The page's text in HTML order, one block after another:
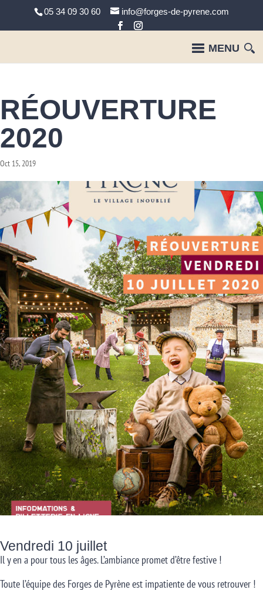
05 34 09 30 60 info@forges-de-pyrene.com
RÉOUVERTURE
2020
Oct 15, 2019
Vendredi 10 juillet
Il y en a pour tous les âges. L’ambiance promet d’être festive !
Toute l’équipe des Forges de Pyrène est impatiente de vous retrouver !